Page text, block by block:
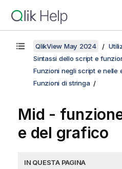
QlikView May 2024
Sintassi dello script e
Funzioni negli script e nelle
Funzioni di stringa
Mid -
e del grafico
IN QUESTA PAGINA